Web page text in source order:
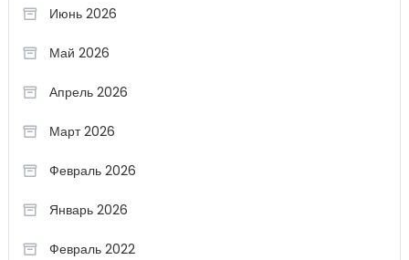
Июнь 2026
Май 2026
Апрель 2026
Март 2026
Февраль 2026
Январь 2026
Февраль 2022